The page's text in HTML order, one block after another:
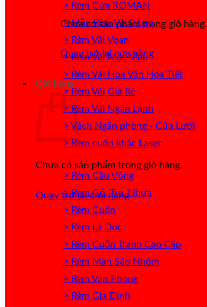
Chưa có sản phẩm trong giỏ hàng.
Quay trở lại cửa hàng
Giỏ hàng
Chưa có sản phẩm trong giỏ hàng.
Quay trở lại cửa hàng
> Rèm Cửa ROMAN
> Mẫu Rèm Vải 2 Lớp
> Rèm Vải Voan
> Rèm Vải Một Màu
> Rèm Vải Hoa Văn Họa Tiết
> Rèm Vải Giá Rẻ
> Rèm Vải Ngăn Lạnh
> Vách Ngăn phòng - Cửa Lưới
> Rèm cuốn khắc Laser
> Rèm Cầu Vồng
> Rèm Gỗ, Tre, Nhựa
> Rèm Cuốn
> Rèm Lá Dọc
> Rèm Cuốn Tranh Cao Cấp
> Rèm Màn Sáo Nhôm
> Rèm Văn Phòng
> Rèm Gia Đình